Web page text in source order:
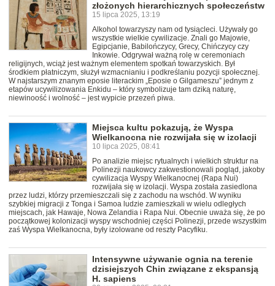
złożonych hierarchicznych społeczeństw
15 lipca 2025, 13:19
Alkohol towarzyszy nam od tysiącleci. Używały go
wszystkie wielkie cywilizacje. Znali go Majowie,
Egipcjanie, Babilończycy, Grecy, Chińczycy czy
Inkowie. Odgrywał ważną rolę w ceremoniach
religijnych, wciąż jest ważnym elementem spotkań towarzyskich. Był
środkiem płatniczym, służył wzmacnianiu i podkreślaniu pozycji społecznej.
W najstarszym znanym eposie literackim „Eposie o Gilgameszu” jednym z
etapów ucywilizowania Enkidu – który symbolizuje tam dziką naturę,
niewinoość i wolność – jest wypicie przezeń piwa.
Miejsca kultu pokazują, że Wyspa
Wielkanocna nie rozwijała się w izolacji
10 lipca 2025, 08:41
Po analizie miejsc rytualnych i wielkich struktur na
Polinezji naukowcy zakwestionowali pogląd, jakoby
cywilizacja Wyspy Wielkanocnej (Rapa Nui)
rozwijała się w izolacji. Wyspa została zasiedlona
przez ludzi, którzy przemieszczali się z zachodu na wschód. W wyniku
szybkiej migracji z Tonga i Samoa ludzie zamieszkali w wielu odległych
miejscach, jak Hawaje, Nowa Zelandia i Rapa Nui. Obecnie uważa się, że po
początkowej kolonizacji wyspy wschodniej części Polinezji, przede wszystkim
zaś Wyspa Wielkanocna, były izolowane od reszty Pacyfiku.
Intensywne używanie ognia na terenie
dzisiejszych Chin związane z ekspansją
H. sapiens